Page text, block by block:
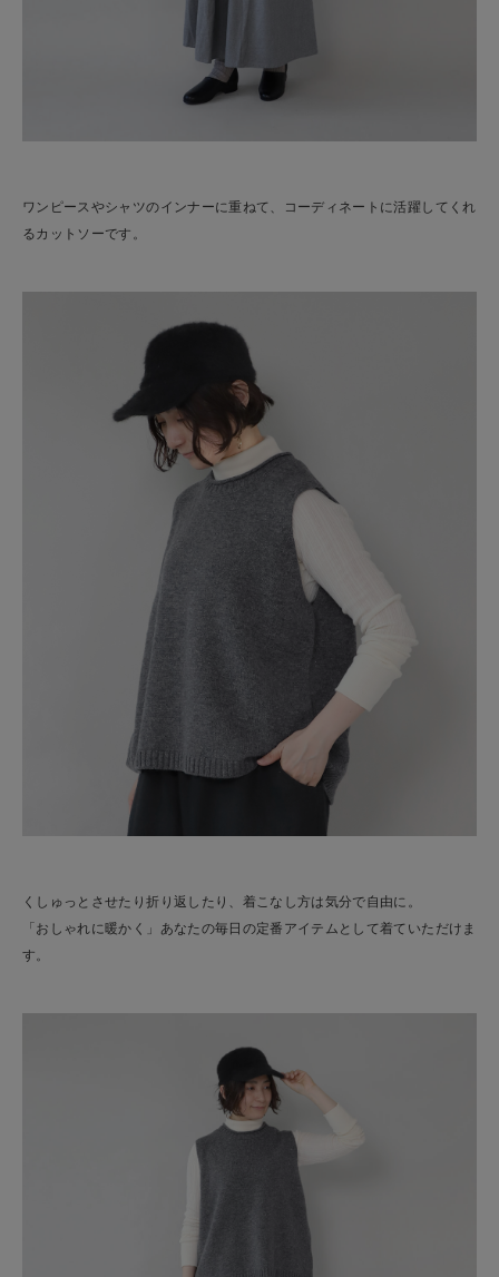
ワンピースやシャツのインナーに重ねて、コーディネートに活躍してくれ
るカットソーです。
くしゅっとさせたり折り返したり、着こなし方は気分で自由に。
「おしゃれに暖かく」あなたの毎日の定番アイテムとして着ていただけま
す。